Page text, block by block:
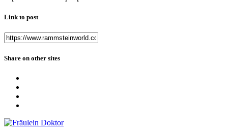
Link to post
Share on other sites